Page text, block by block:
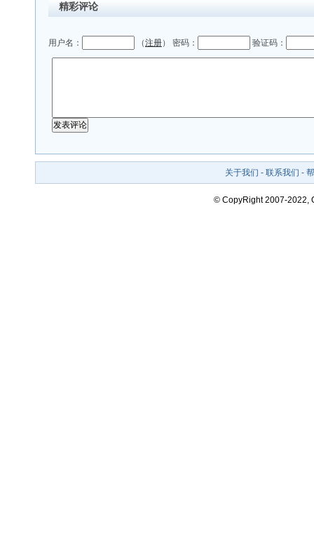
精彩评论
用户名： （注册） 密码： 验证码：
关于我们 - 联系我们 -
© CopyRight 2007-2022,